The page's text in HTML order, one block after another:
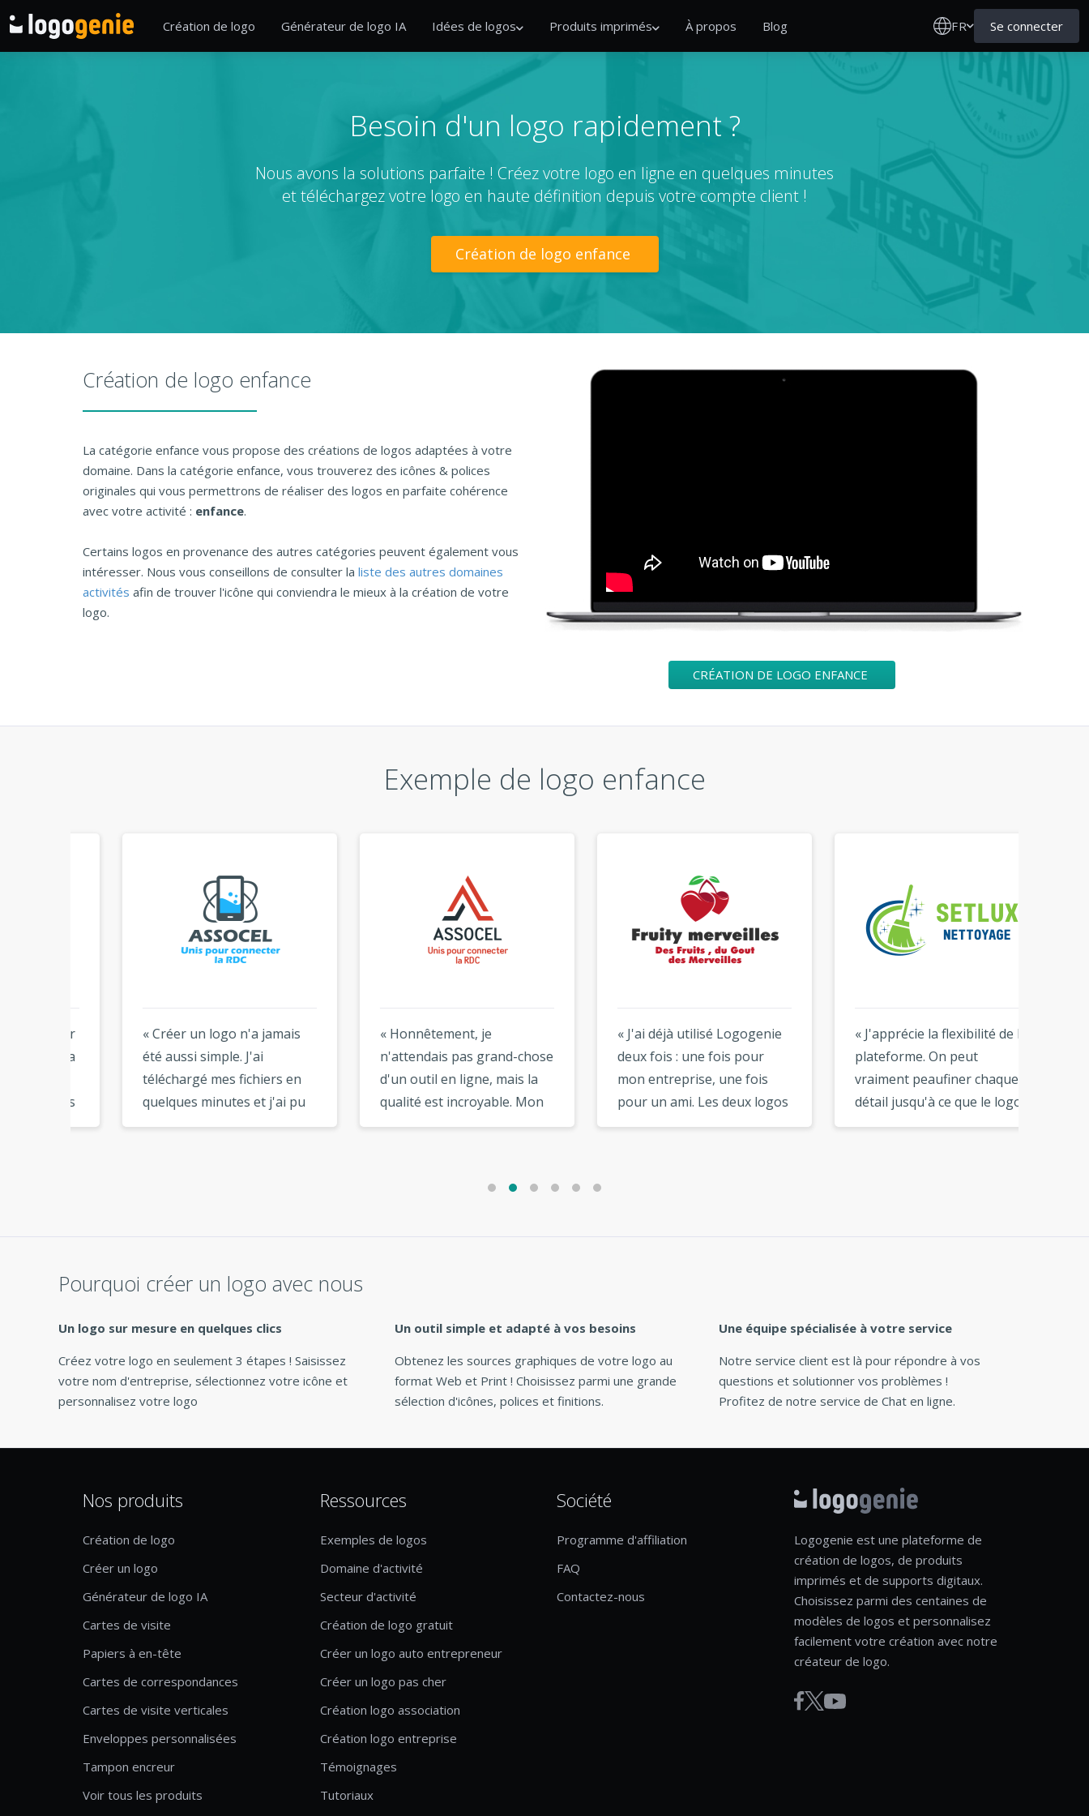
Création de logo Générateur de logo IA Idées de logos Produits imprimés À propos Blog FR Se connecter
Besoin d'un logo rapidement ?
Nous avons la solutions parfaite ! Créez votre logo en ligne en quelques minutes
et téléchargez votre logo en haute définition depuis votre compte client !
Création de logo enfance
Création de logo enfance
La catégorie enfance vous propose des créations de logos adaptées à votre
domaine. Dans la catégorie enfance, vous trouverez des icônes & polices
originales qui vous permettrons de réaliser des logos en parfaite cohérence
avec votre activité : enfance.
Certains logos en provenance des autres catégories peuvent également vous
intéresser. Nous vous conseillons de consulter la liste des autres domaines
activités afin de trouver l'icône qui conviendra le mieux à la création de votre
logo.
CRÉATION DE LOGO ENFANCE
Exemple de logo enfance
« Créer un logo n'a jamais
été aussi simple. J'ai
téléchargé mes fichiers en
quelques minutes et j'ai pu
les utiliser immédiatement.
« Honnêtement, je
n'attendais pas grand-chose
d'un outil en ligne, mais la
qualité est incroyable. Mon
logo semble avoir été créé
« J'ai déjà utilisé Logogenie
deux fois : une fois pour
mon entreprise, une fois
pour un ami. Les deux logos
sont superbes. Je les
« J'apprécie la flexibilité de la
plateforme. On peut
vraiment peaufiner chaque
détail jusqu'à ce que le logo
corresponde à notre vision.
Pourquoi créer un logo avec nous
Un logo sur mesure en quelques clics
Créez votre logo en seulement 3 étapes ! Saisissez
votre nom d'entreprise, sélectionnez votre icône et
personnalisez votre logo
Un outil simple et adapté à vos besoins
Obtenez les sources graphiques de votre logo au
format Web et Print ! Choisissez parmi une grande
sélection d'icônes, polices et finitions.
Une équipe spécialisée à votre service
Notre service client est là pour répondre à vos
questions et solutionner vos problèmes !
Profitez de notre service de Chat en ligne.
Nos produits
Création de logo
Créer un logo
Générateur de logo IA
Cartes de visite
Papiers à en-tête
Cartes de correspondances
Cartes de visite verticales
Enveloppes personnalisées
Tampon encreur
Voir tous les produits
Ressources
Exemples de logos
Domaine d'activité
Secteur d'activité
Création de logo gratuit
Créer un logo auto entrepreneur
Créer un logo pas cher
Création logo association
Création logo entreprise
Témoignages
Tutoriaux
Société
Programme d'affiliation
FAQ
Contactez-nous
Logogenie est une plateforme de
création de logos, de produits
imprimés et de supports digitaux.
Choisissez parmi des centaines de
modèles de logos et personnalisez
facilement votre création avec notre
créateur de logo.